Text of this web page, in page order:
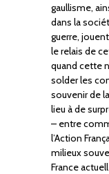
gaullisme,
dans la
guerre,
le relais de
quand cette
solder les
souvenir de
lieu à de
– entre
l’Action
milieux
France